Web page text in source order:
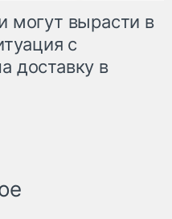
могут вырасти в
с
доставку в